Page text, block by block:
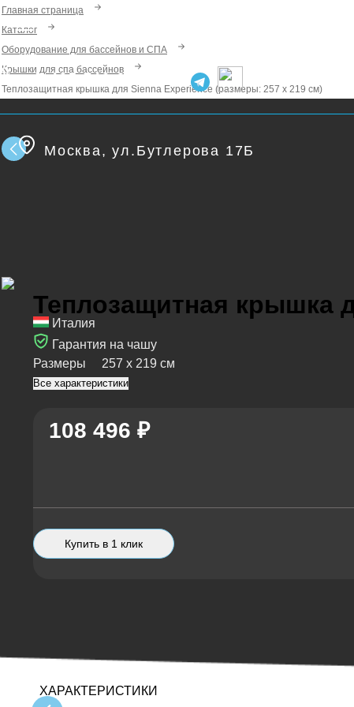
+7 495 740 95 86
Москва, ул.Бутлерова 17Б
Главная страница
Каталог
Оборудование для бассейнов и СПА
Крышки для спа бассейнов
Теплозащитная крышка для Sienna Experience (размеры: 257 х 219 см)
Теплозащитная крышка
Италия
Гарантия на чашу
Размеры
257 х 219 см
Все характеристики
108 496 ₽
Купить в 1 клик
ХАРАКТЕРИСТИКИ